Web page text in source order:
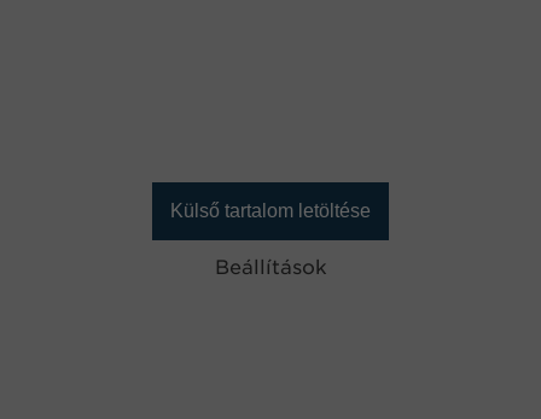
Külső tartalom letöltése
Beállítások